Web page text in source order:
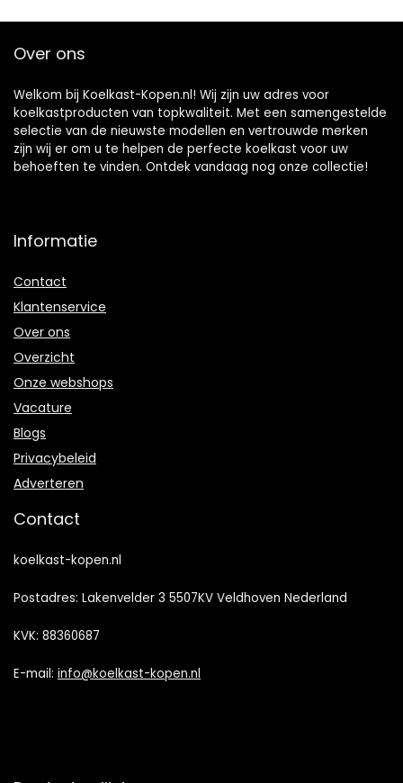
Over ons
Welkom bij Koelkast-Kopen.nl! Wij zijn uw adres voor
koelkastproducten van topkwaliteit. Met een samengestelde
selectie van de nieuwste modellen en vertrouwde merken
zijn wij er om u te helpen de perfecte koelkast voor uw
behoeften te vinden. Ontdek vandaag nog onze collectie!
Informatie
Contact
Klantenservice
Over ons
Overzicht
Onze webshops
Vacature
Blogs
Privacybeleid
Adverteren
Contact
koelkast-kopen.nl
Postadres: Lakenvelder 3 5507KV Veldhoven Nederland
KVK: 88360687
E-mail: info@koelkast-kopen.nl